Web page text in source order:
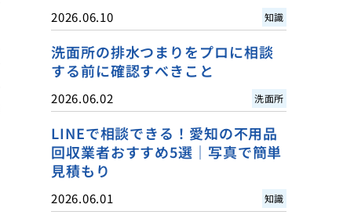
2026.06.10 知識
洗面所の排水つまりをプロに相談
する前に確認すべきこと
2026.06.02 洗面所
LINEで相談できる！愛知の不用品
回収業者おすすめ5選｜写真で簡単
見積もり
2026.06.01 知識